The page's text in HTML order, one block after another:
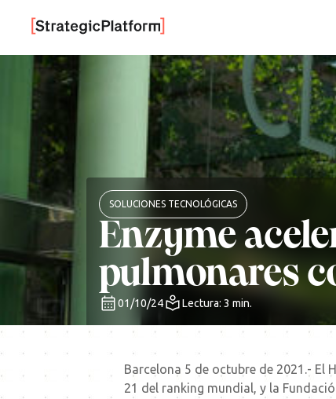
SOLUCIONES TECNOLÓGICAS
Enzyme
pulmonares
01/10/24 Lectura: 3 min.
Barcelona 5 de octubre de 2021.- El
21 del ranking mundial, y la